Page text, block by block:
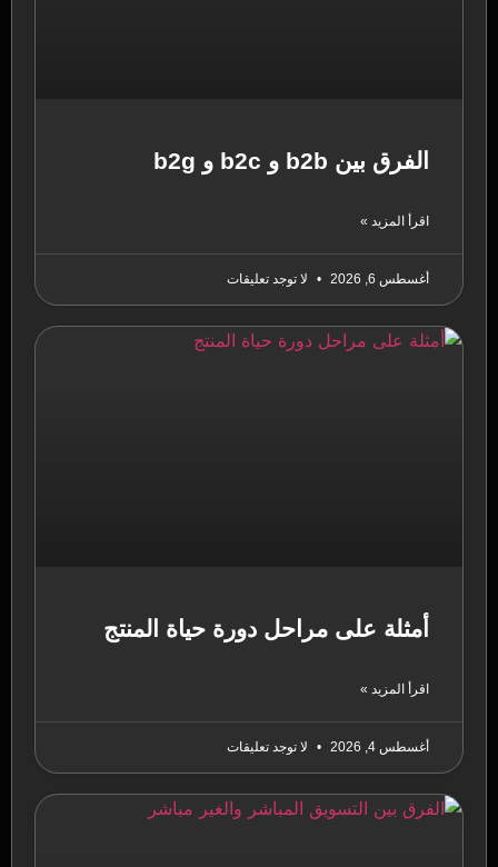
الفرق بين b2b و b2c و b2g
اقرأ المزيد »
أغسطس 6, 2026 لا توجد تعليقات
أمثلة على مراحل دورة حياة المنتج
اقرأ المزيد »
أغسطس 4, 2026 لا توجد تعليقات